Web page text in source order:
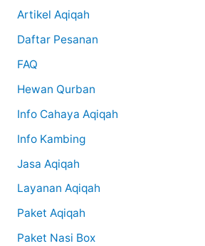
Artikel Aqiqah
Daftar Pesanan
FAQ
Hewan Qurban
Info Cahaya Aqiqah
Info Kambing
Jasa Aqiqah
Layanan Aqiqah
Paket Aqiqah
Paket Nasi Box